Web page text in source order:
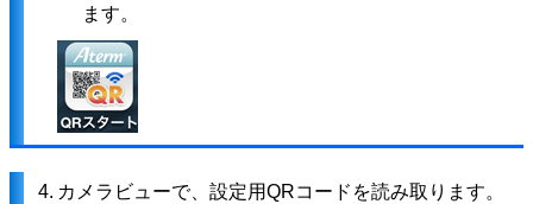
ます。
4. カメラビューで、設定用QRコードを読み取ります。